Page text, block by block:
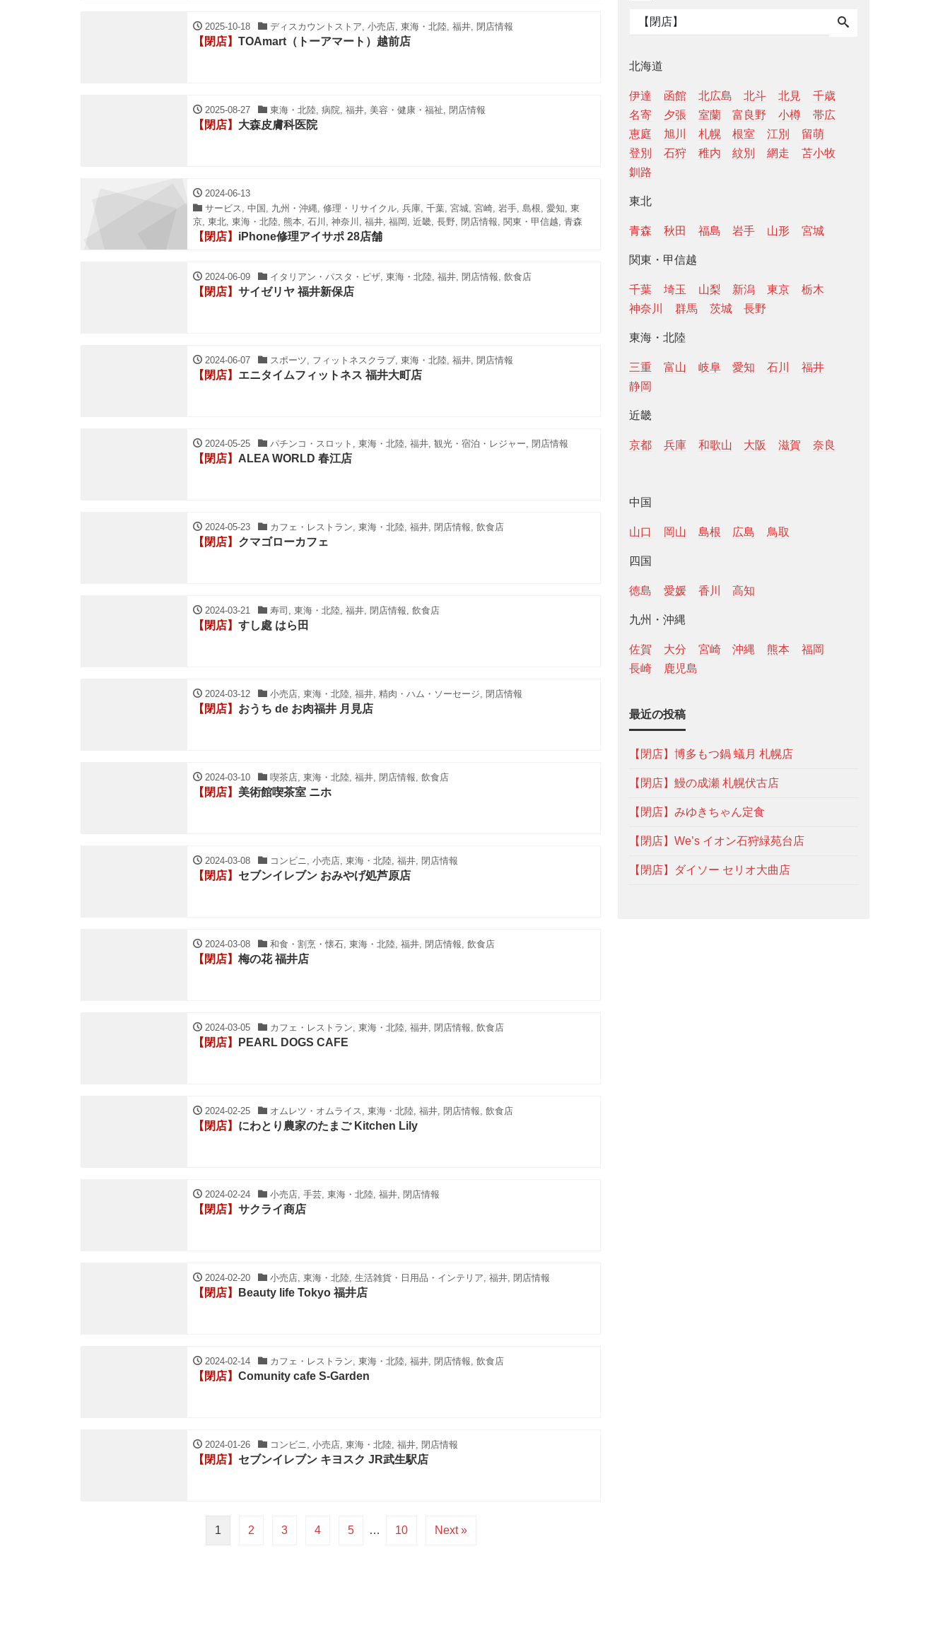
2025-10-18 ディスカウントストア, 小売店, 東海・北陸, 福井, 閉店情報
【閉店】 TOAmart（トーアマート）越前店
2025-08-27 東海・北陸, 病院, 福井, 美容・健康・福祉, 閉店情報
【閉店】 大森皮膚科医院
2024-06-13
サービス, 中国, 九州・沖縄, 修理・リサイクル, 兵庫, 千葉, 宮城, 宮崎, 岩手, 島根, 愛知, 東
京, 東北, 東海・北陸, 熊本, 石川, 神奈川, 福井, 福岡, 近畿, 長野, 閉店情報, 関東・甲信越, 青森
【閉店】 iPhone修理アイサポ 28店舗
2024-06-09 イタリアン・パスタ・ピザ, 東海・北陸, 福井, 閉店情報, 飲食店
【閉店】 サイゼリヤ 福井新保店
2024-06-07 スポーツ, フィットネスクラブ, 東海・北陸, 福井, 閉店情報
【閉店】 エニタイムフィットネス 福井大町店
2024-05-25 パチンコ・スロット, 東海・北陸, 福井, 観光・宿泊・レジャー, 閉店情報
【閉店】 ALEA WORLD 春江店
2024-05-23 カフェ・レストラン, 東海・北陸, 福井, 閉店情報, 飲食店
【閉店】 クマゴローカフェ
2024-03-21 寿司, 東海・北陸, 福井, 閉店情報, 飲食店
【閉店】 すし處 はら田
2024-03-12 小売店, 東海・北陸, 福井, 精肉・ハム・ソーセージ, 閉店情報
【閉店】 おうち de お肉福井 月見店
2024-03-10 喫茶店, 東海・北陸, 福井, 閉店情報, 飲食店
【閉店】 美術館喫茶室 ニホ
2024-03-08 コンビニ, 小売店, 東海・北陸, 福井, 閉店情報
【閉店】 セブンイレブン おみやげ処芦原店
2024-03-08 和食・割烹・懐石, 東海・北陸, 福井, 閉店情報, 飲食店
【閉店】 梅の花 福井店
2024-03-05 カフェ・レストラン, 東海・北陸, 福井, 閉店情報, 飲食店
【閉店】 PEARL DOGS CAFE
2024-02-25 オムレツ・オムライス, 東海・北陸, 福井, 閉店情報, 飲食店
【閉店】 にわとり農家のたまご Kitchen Lily
2024-02-24 小売店, 手芸, 東海・北陸, 福井, 閉店情報
【閉店】 サクライ商店
2024-02-20 小売店, 東海・北陸, 生活雑貨・日用品・インテリア, 福井, 閉店情報
【閉店】 Beauty life Tokyo 福井店
2024-02-14 カフェ・レストラン, 東海・北陸, 福井, 閉店情報, 飲食店
【閉店】 Comunity cafe S-Garden
2024-01-26 コンビニ, 小売店, 東海・北陸, 福井, 閉店情報
【閉店】 セブンイレブン キヨスク JR武生駅店
1 2 3 4 5 … 10 Next »
北海道
伊達 函館 北広島 北斗 北見
千歳
名寄
夕張 室蘭 富良野 小樽
帯広
恵庭
旭川 札幌 根室 江別
留萌
登別
石狩 稚内 紋別 網走
苫小牧
釧路
東北
青森 秋田 福島 岩手 山形 宮城
関東・甲信越
千葉 埼玉 山梨 新潟 東京
栃木
神奈川
群馬 茨城 長野
東海・北陸
三重 富山 岐阜 愛知 石川
福井
静岡
近畿
京都 兵庫 和歌山 大阪 滋賀 奈良
中国
山口 岡山 島根 広島 鳥取
四国
徳島 愛媛 香川 高知
九州・沖縄
佐賀 大分 宮崎 沖縄 熊本
福岡
長崎
鹿児島
最近の投稿
【閉店】博多もつ鍋 蟻月 札幌店
【閉店】鰻の成瀬 札幌伏古店
【閉店】みゆきちゃん定食
【閉店】We’s イオン石狩緑苑台店
【閉店】ダイソー セリオ大曲店